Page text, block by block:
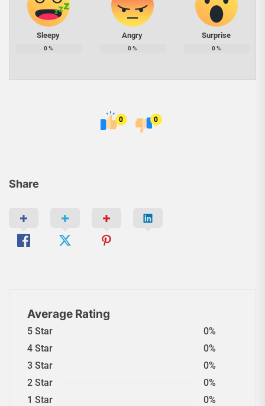
Share
Sleepy
0%
Angry
0%
Surprise
0%
0 0
Average Rating
5 Star
0%
4 Star
0%
3 Star
0%
2 Star
0%
1 Star
0%